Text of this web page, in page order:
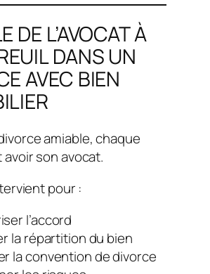
DE L’AVOCAT À
DANS UN
AVEC BIEN
amiable, chaque
son avocat.
pour :
l’accord
la répartition du bien
la convention de divorce